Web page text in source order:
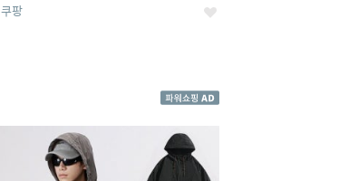
쿠팡 좋